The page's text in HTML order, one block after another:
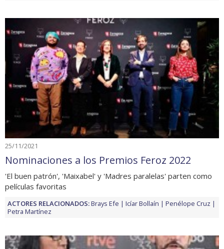
25/11/2021
Nominaciones a los Premios Feroz 2022
'El buen patrón', 'Maixabel' y 'Madres paralelas' parten como
películas favoritas
ACTORES RELACIONADOS:Brays Efe Icíar Bollaín
Penélope Cruz
Petra Martínez